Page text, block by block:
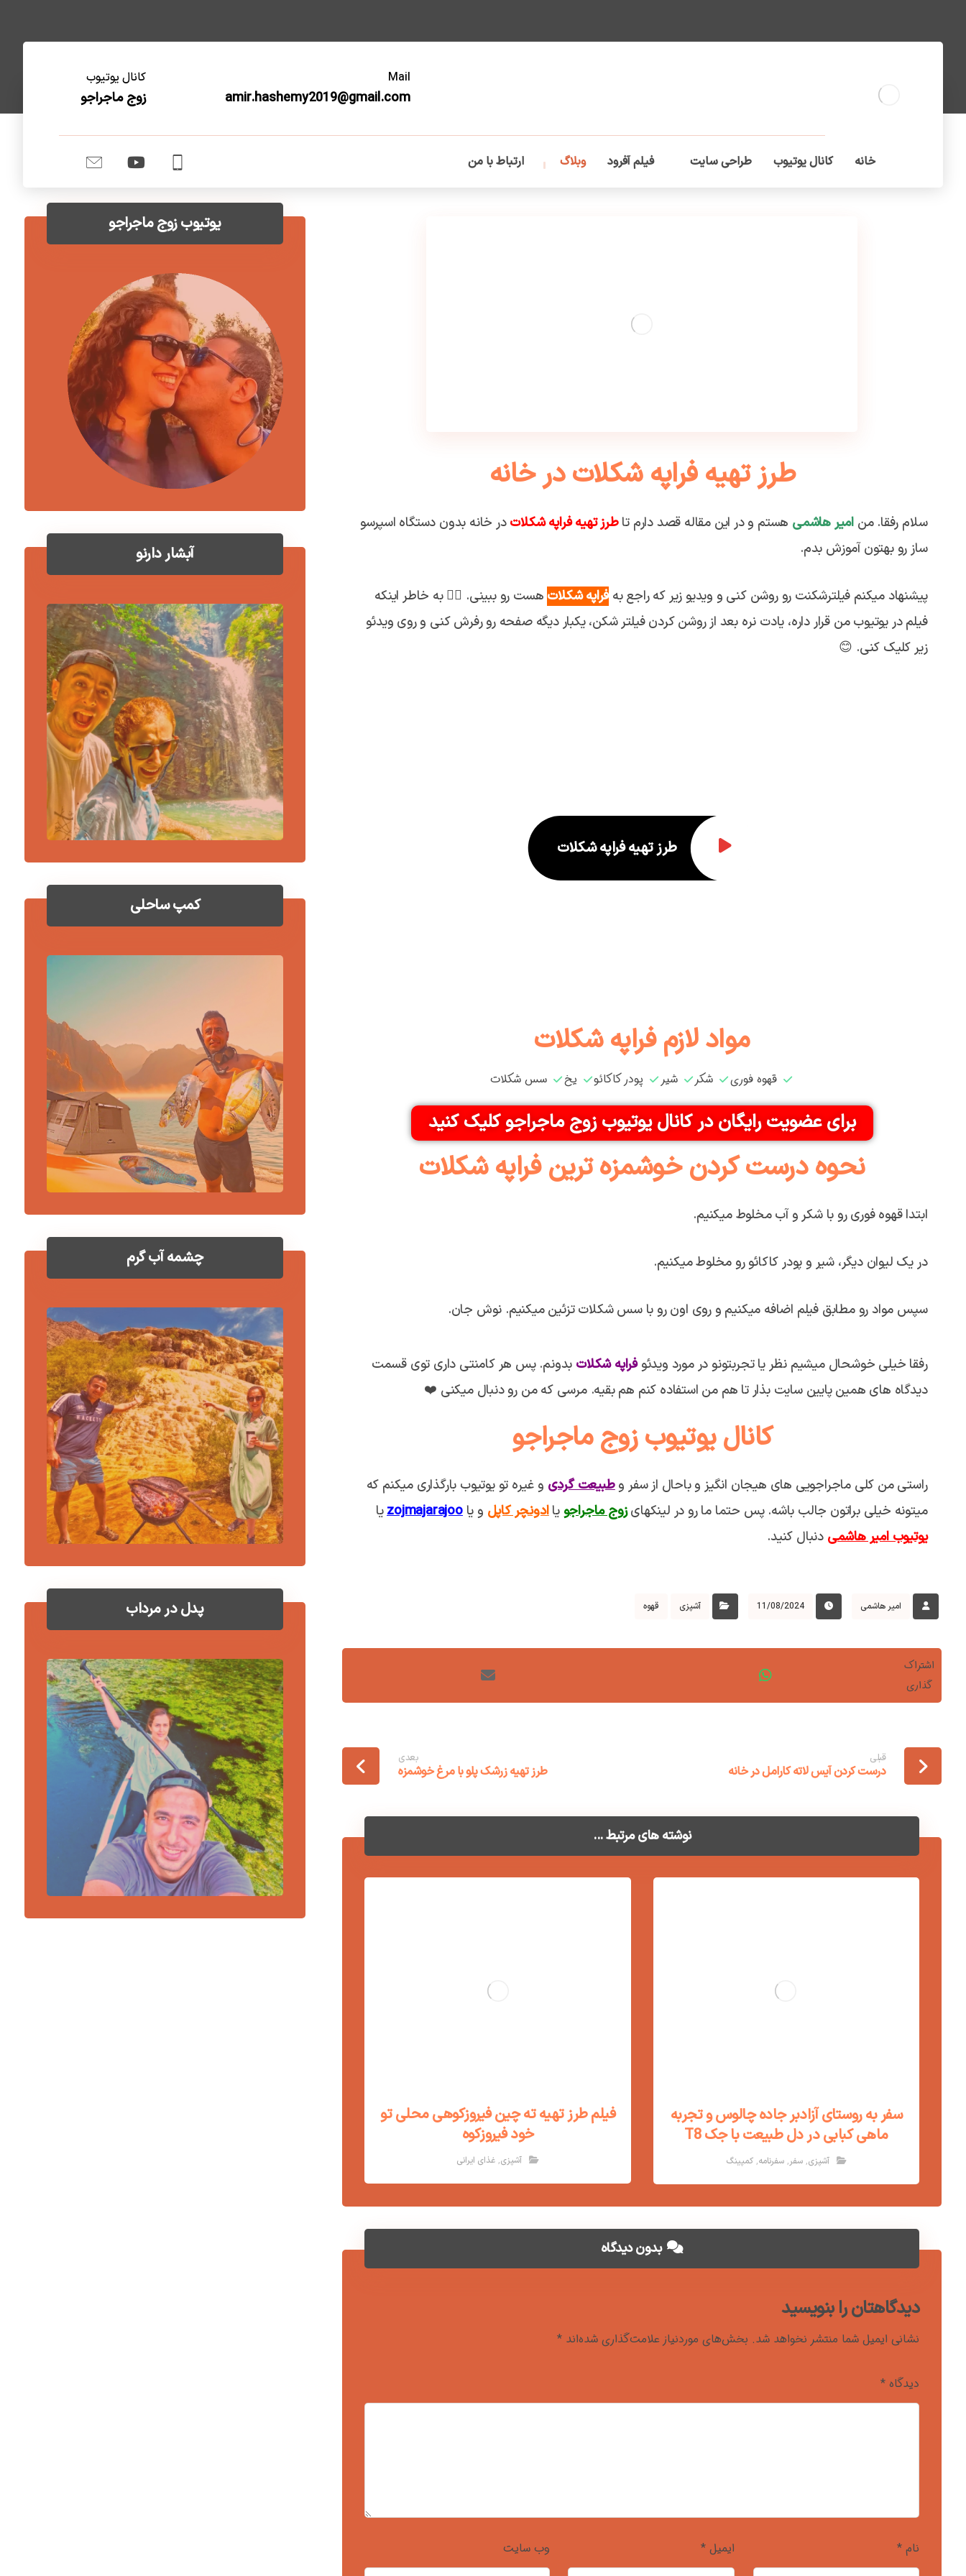
کانال یوتیوب
زوج ماجراجو
Mail
amir.hashemy2019@gmail.com
خانه کانال یوتیوب طراحی سایت فیلم آفرود وبلاگ ارتباط با من
طرز تهیه فراپه شکلات در خانه
سلام رفقا. من امیر هاشمی هستم و در این مقاله قصد دارم تاطرز تهیه فراپه شکلاتدر خانه بدون دستگاه اسپرسو
ساز رو بهتون آموزش بدم.
پیشنهاد میکنم فیلترشکنت رو روشن کنی و ویدیو زیر که راجع به فراپه شکلات هست رو ببینی. 👇🏼 به خاطر اینکه
فیلم در یوتیوب من قرار داره، یادت نره بعد از روشن کردن فیلتر شکن، یکبار دیگه صفحه رو رفرش کنی و روی ویدئو
زیر کلیک کنی. 😊
طرز تهیه فراپه شکلات
مواد لازم فراپه شکلات
قهوه فوری شکر شیر پودر کاکائو یخ سس شکلات
برای عضویت رایگان در کانال یوتیوب زوج ماجراجو کلیک کنید
نحوه درست کردن خوشمزه ترین فراپه شکلات
ابتدا قهوه فوری رو با شکر و آب مخلوط میکنیم.
در یک لیوان دیگر، شیر و پودر کاکائو رو مخلوط میکنیم.
سپس مواد رو مطابق فیلم اضافه میکنیم و روی اون رو با سس شکلات تزئین میکنیم. نوش جان.
رفقا خیلی خوشحال میشیم نظر یا تجربتونو در مورد ویدئوفراپه شکلات بدونم. پس هر کامنتی داری توی قسمت
دیدگاه های همین پایین سایت بذار تا هم من استفاده کنم هم بقیه. مرسی که من رو دنبال میکنی ❤️
کانال یوتیوب زوج ماجراجو
راستی من کلی ماجراجویی های هیجان انگیز و باحال از سفر وطبیعت گردی و غیره تو یوتیوب بارگذاری میکنم که
میتونه خیلی براتون جالب باشه. پس حتما ما رو در لینکهایزوج ماجراجویاادونچر کاپل و یاzojmajarajooیا
یوتیوب امیر هاشمی دنبال کنید.
امیر هاشمی 11/08/2024 آشپزی قهوه
قبلی
درست کردن آیس لاته کارامل در خانه
بعدی
طرز تهیه زرشک پلو با مرغ خوشمزه
نوشته های مرتبط ...
سفر به روستای آزادبر جاده چالوس و تجربه
ماهی کبابی در دل طبیعت با جک T8
آشپزی, سفر, سفرنامه, کمپینگ
فیلم طرز تهیه ته چین فیروزکوهی محلی تو
خود فیروزکوه
آشپزی, غذای ایرانی
بدون دیدگاه
دیدگاهتان را بنویسید
نشانی ایمیل شما منتشر نخواهد شد. بخش‌های موردنیاز علامت‌گذاری شده‌اند *
دیدگاه *
نام * ایمیل * وب‌ سایت
یوتیوب زوج ماجراجو
آبشار دارنو
کمپ ساحلی
چشمه آب گرم
پدل در مرداب